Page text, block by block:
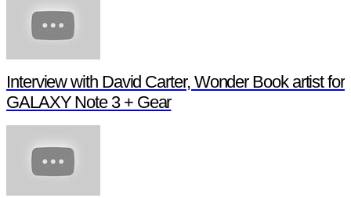
Interview with David Carter, Wonder Book artist for
GALAXY Note 3 + Gear